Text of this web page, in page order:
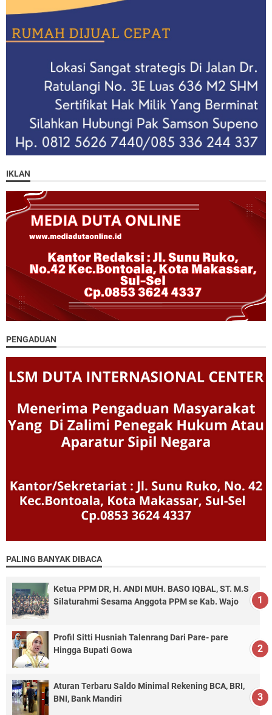
IKLAN
PENGADUAN
PALING BANYAK DIBACA
Ketua PPM DR, H. ANDI MUH. BASO IQBAL, ST. M.S
Silaturahmi Sesama Anggota PPM se Kab. Wajo
Profil Sitti Husniah Talenrang Dari Pare- pare
Hingga Bupati Gowa
Aturan Terbaru Saldo Minimal Rekening BCA, BRI,
BNI, Bank Mandiri